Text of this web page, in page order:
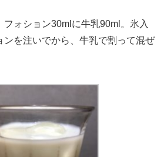
フォション30mlに牛乳90ml。氷入
ンを注いでから、牛乳で割って混ぜ